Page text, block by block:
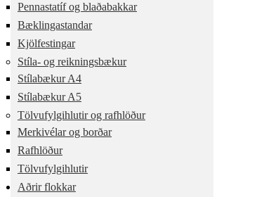
Pennastatíf og blaðabakkar
Bæklingastandar
Kjölfestingar
Stíla- og reikningsbækur
Stílabækur A4
Stílabækur A5
Tölvufylgihlutir og rafhlöður
Merkivélar og borðar
Rafhlöður
Tölvufylgihlutir
Aðrir flokkar